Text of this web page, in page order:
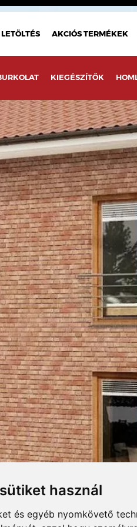
használ
és egyéb nyomkövető
LETÖLTÉS AKCIÓS TERMÉKEK
KIEGÉSZÍTŐK
FUGASZINEK
klinkerlap. Mészkő burkolatra